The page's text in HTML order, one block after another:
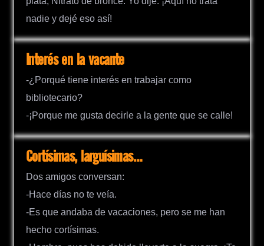
nadie y dejé eso así!
Interés en la vacante
-¿Porqué tiene interés en trabajar como
bibliotecario?
-¡Porque me gusta decirle a la gente que se calle!
Cortísimas, larguísimas…
Dos amigos conversan:
-Hace días no te veía.
-Es que andaba de vacaciones, pero se me han
hecho cortísimas.